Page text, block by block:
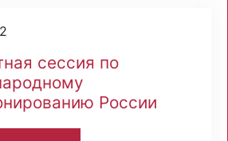
сессия по
России